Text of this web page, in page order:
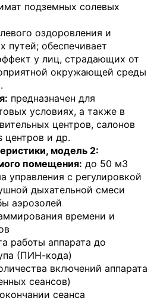
подземных солевых
оздоровления и
путей; обеспечивает
у лиц, страдающих от
окружающей среды
предназначен для
условиях, а также в
центров, салонов
центров и др.
модель 2:
помещения: до 50 м3
управления с регулировкой
дыхательной смеси
аэрозолей
времени и
работы аппарата до
(ПИН-кода)
включений аппарата
сеансов)
сеанса